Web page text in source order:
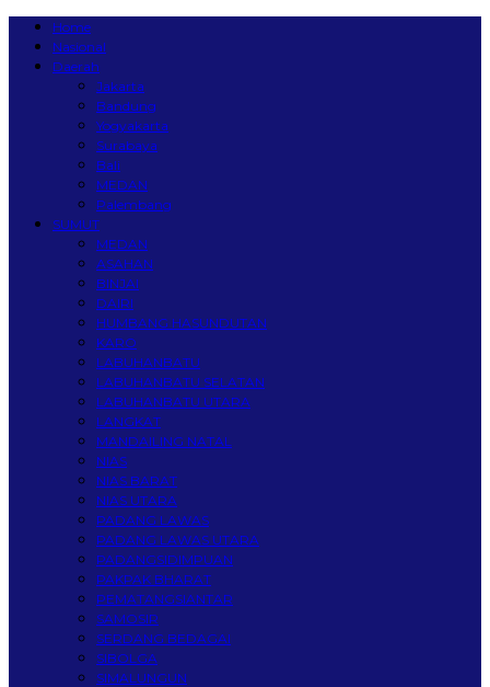
Home
Nasional
Daerah
Jakarta
Bandung
Yogyakarta
Surabaya
Bali
MEDAN
Palembang
SUMUT
MEDAN
ASAHAN
BINJAI
DAIRI
HUMBANG HASUNDUTAN
KARO
LABUHANBATU
LABUHANBATU SELATAN
LABUHANBATU UTARA
LANGKAT
MANDAILING NATAL
NIAS
NIAS BARAT
NIAS UTARA
PADANG LAWAS
PADANG LAWAS UTARA
PADANGSIDIMPUAN
PAKPAK BHARAT
PEMATANGSIANTAR
SAMOSIR
SERDANG BEDAGAI
SIBOLGA
SIMALUNGUN